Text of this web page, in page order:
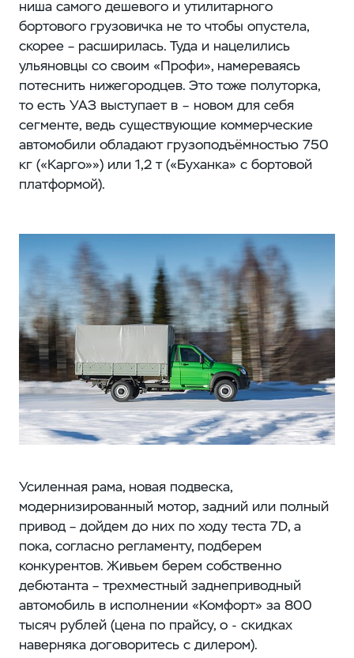
ниша самого дешевого и утилитарного
бортового грузовичка не то чтобы опустела,
скорее – расширилась. Туда и нацелились
ульяновцы со своим «Профи», намереваясь
потеснить нижегородцев. Это тоже полуторка,
то есть УАЗ выступает в – новом для себя
сегменте, ведь существующие коммерческие
автомобили обладают грузоподъёмностью 750
кг («Карго»») или 1,2 т («Буханка» с бортовой
платформой).
Усиленная рама, новая подвеска,
модернизированный мотор, задний или полный
привод – дойдем до них по ходу теста 7D, а
пока, согласно регламенту, подберем
конкурентов. Живьем берем собственно
дебютанта – трехместный заднеприводный
автомобиль в исполнении «Комфорт» за 800
тысяч рублей (цена по прайсу, о - скидках
наверняка договоритесь с дилером).